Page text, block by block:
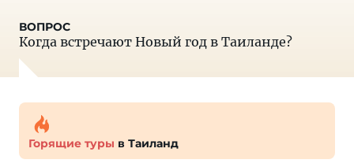
Когда встречают Новый год в Таиланде?
Горящие туры в Таиланд